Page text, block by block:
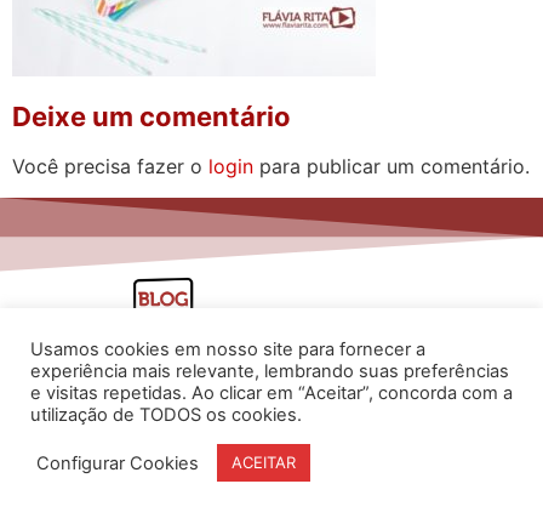
Deixe um comentário
Você precisa fazer o login para publicar um comentário.
Flávia Rita Cursos Online
Usamos cookies em nosso site para fornecer a
experiência mais relevante, lembrando suas preferências
e visitas repetidas. Ao clicar em “Aceitar”, concorda com a
utilização de TODOS os cookies.
Configurar Cookies ACEITAR